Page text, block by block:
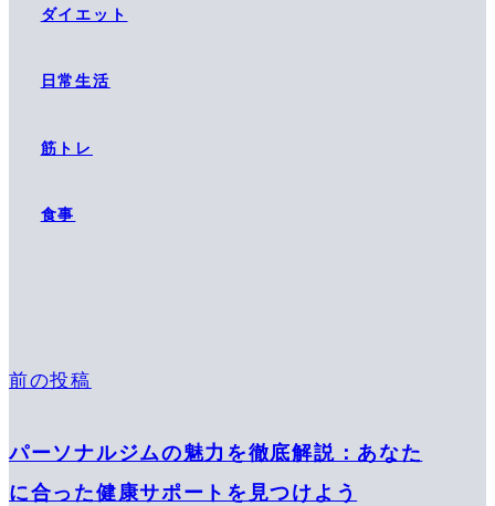
ダイエット
日常生活
筋トレ
食事
前の投稿
パーソナルジムの魅力を徹底解説：あなた
に合った健康サポートを見つけよう